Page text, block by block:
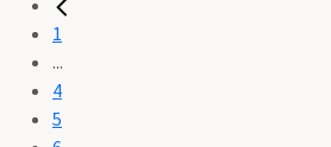
1
...
4
5